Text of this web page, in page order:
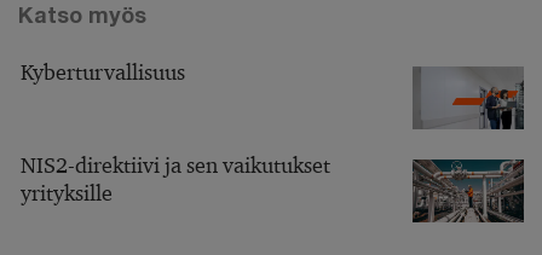
Katso myös
Kyberturvallisuus
NIS2-direktiivi ja sen vaikutukset
yrityksille